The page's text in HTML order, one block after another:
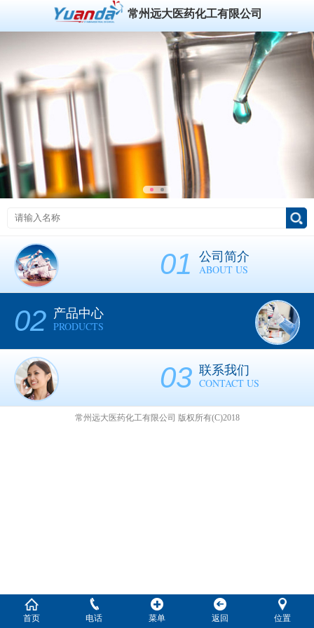
常州远大医药化工有限公司
01 公司简介
ABOUT US
02 产品中心
PRODUCTS
03 联系我们
CONTACT US
常州远大医药化工有限公司 版权所有(C)2018
首页 电话 菜单 返回 位置